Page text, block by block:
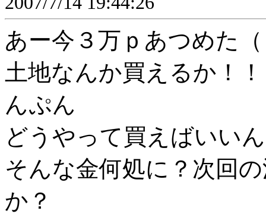
あー今３万ｐあつめた
土地なんか買えるか！
んぷん
どうやって買えばいい
そんな金何処に？次回
か？